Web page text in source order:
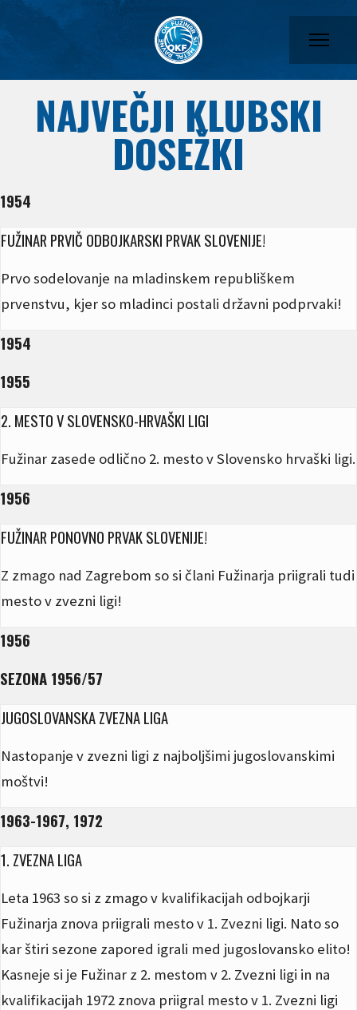
NAJVEČJI KLUBSKI
DOSEŽKI
1954
FUŽINAR PRVIČ ODBOJKARSKI PRVAK SLOVENIJE!
Prvo sodelovanje na mladinskem republiškem
prvenstvu, kjer so mladinci postali državni podprvaki!
1954
1955
2. MESTO V SLOVENSKO-HRVAŠKI LIGI
Fužinar zasede odlično 2. mesto v Slovensko hrvaški ligi.
1956
FUŽINAR PONOVNO PRVAK SLOVENIJE!
Z zmago nad Zagrebom so si člani Fužinarja priigrali tudi
mesto v zvezni ligi!
1956
SEZONA 1956/57
JUGOSLOVANSKA ZVEZNA LIGA
Nastopanje v zvezni ligi z najboljšimi jugoslovanskimi
moštvi!
1963-1967, 1972
1. ZVEZNA LIGA
Leta 1963 so si z zmago v kvalifikacijah odbojkarji
Fužinarja znova priigrali mesto v 1. Zvezni ligi. Nato so
kar štiri sezone zapored igrali med jugoslovansko elito!
Kasneje si je Fužinar z 2. mestom v 2. Zvezni ligi in na
kvalifikacijah 1972 znova priigral mesto v 1. Zvezni ligi